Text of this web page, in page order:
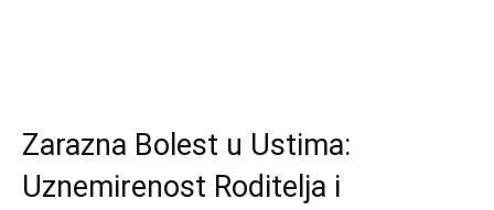
Zarazna Bolest u Ustima:
Uznemirenost Roditelja i